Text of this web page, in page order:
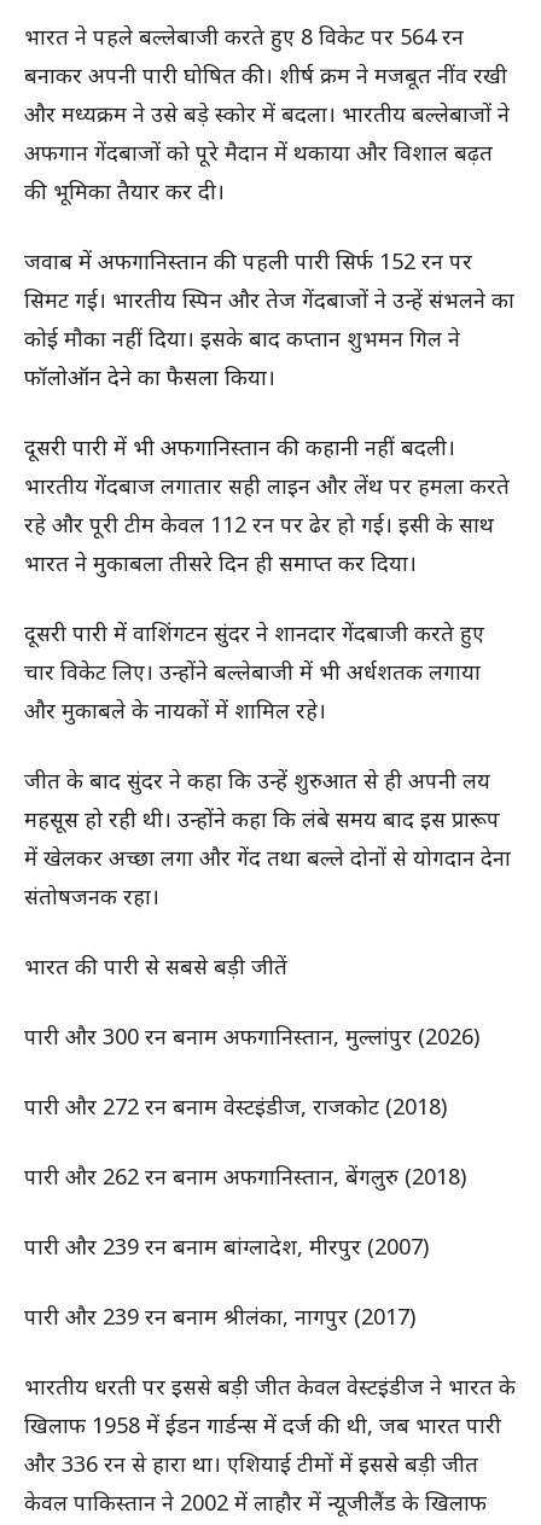
भारत ने पहले बल्लेबाजी करते हुए 8 विकेट पर 564 रन
बनाकर अपनी पारी घोषित की। शीर्ष क्रम ने मजबूत नींव रखी
और मध्यक्रम ने उसे बड़े स्कोर में बदला। भारतीय बल्लेबाजों ने
अफगान गेंदबाजों को पूरे मैदान में थकाया और विशाल बढ़त
की भूमिका तैयार कर दी।
जवाब में अफगानिस्तान की पहली पारी सिर्फ 152 रन पर
सिमट गई। भारतीय स्पिन और तेज गेंदबाजों ने उन्हें संभलने का
कोई मौका नहीं दिया। इसके बाद कप्तान शुभमन गिल ने
फॉलोऑन देने का फैसला किया।
दूसरी पारी में भी अफगानिस्तान की कहानी नहीं बदली।
भारतीय गेंदबाज लगातार सही लाइन और लेंथ पर हमला करते
रहे और पूरी टीम केवल 112 रन पर ढेर हो गई। इसी के साथ
भारत ने मुकाबला तीसरे दिन ही समाप्त कर दिया।
दूसरी पारी में वाशिंगटन सुंदर ने शानदार गेंदबाजी करते हुए
चार विकेट लिए। उन्होंने बल्लेबाजी में भी अर्धशतक लगाया
और मुकाबले के नायकों में शामिल रहे।
जीत के बाद सुंदर ने कहा कि उन्हें शुरुआत से ही अपनी लय
महसूस हो रही थी। उन्होंने कहा कि लंबे समय बाद इस प्रारूप
में खेलकर अच्छा लगा और गेंद तथा बल्ले दोनों से योगदान देना
संतोषजनक रहा।
भारत की पारी से सबसे बड़ी जीतें
पारी और 300 रन बनाम अफगानिस्तान, मुल्लांपुर (2026)
पारी और 272 रन बनाम वेस्टइंडीज, राजकोट (2018)
पारी और 262 रन बनाम अफगानिस्तान, बेंगलुरु (2018)
पारी और 239 रन बनाम बांग्लादेश, मीरपुर (2007)
पारी और 239 रन बनाम श्रीलंका, नागपुर (2017)
भारतीय धरती पर इससे बड़ी जीत केवल वेस्टइंडीज ने भारत के
खिलाफ 1958 में ईडन गार्डन्स में दर्ज की थी, जब भारत पारी
और 336 रन से हारा था। एशियाई टीमों में इससे बड़ी जीत
केवल पाकिस्तान ने 2002 में लाहौर में न्यूजीलैंड के खिलाफ